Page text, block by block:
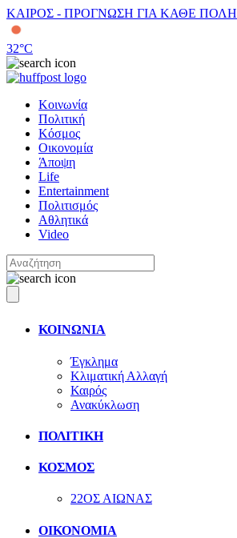
ΚΑΙΡΟΣ - ΠΡΟΓΝΩΣΗ ΓΙΑ ΚΑΘΕ ΠΟΛΗ
32°C
Κοινωνία
Πολιτική
Κόσμος
Οικονομία
Άποψη
Life
Entertainment
Πολιτισμός
Αθλητικά
Video
ΚΟΙΝΩΝΙΑ
Έγκλημα
Κλιματική Αλλαγή
Καιρός
Ανακύκλωση
ΠΟΛΙΤΙΚΗ
ΚΟΣΜΟΣ
22ΟΣ ΑΙΩΝΑΣ
ΟΙΚΟΝΟΜΙΑ